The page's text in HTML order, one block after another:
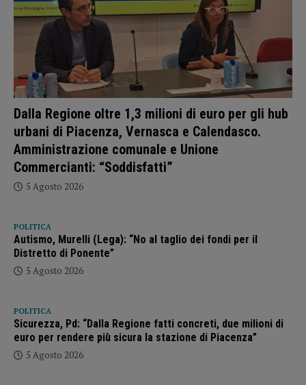
Dalla Regione oltre 1,3 milioni di euro per gli hub
urbani di Piacenza, Vernasca e Calendasco.
Amministrazione comunale e Unione
Commercianti: “Soddisfatti”
5 Agosto 2026
POLITICA
Autismo, Murelli (Lega): “No al taglio dei fondi per il
Distretto di Ponente”
5 Agosto 2026
POLITICA
Sicurezza, Pd: “Dalla Regione fatti concreti, due milioni di
euro per rendere più sicura la stazione di Piacenza”
5 Agosto 2026